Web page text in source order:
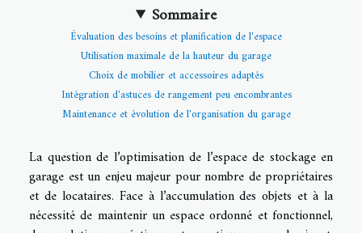
Sommaire
Évaluation des besoins et planification de l'espace
Utilisation maximale de la hauteur du garage
Choix de mobilier et accessoires adaptés
Intégration d'astuces de rangement peu encombrantes
Maintenance et évolution de l'organisation du garage
La question de l’optimisation de l’espace de stockage en
garage est un enjeu majeur pour nombre de propriétaires
et de locataires. Face à l’accumulation des objets et à la
nécessité de maintenir un espace ordonné et fonctionnel,